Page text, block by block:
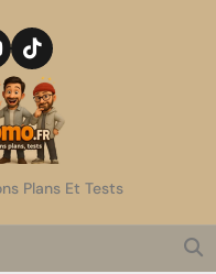
Plans Et Tests